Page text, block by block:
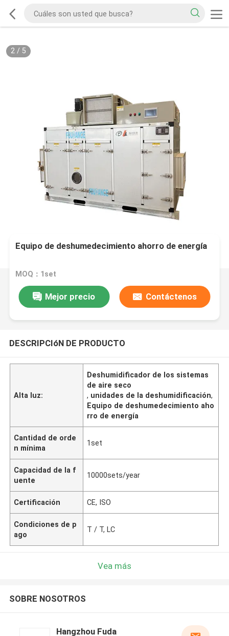
2/ 5
Equipo de deshumedecimiento ahorro de energía
MOQ：1set
Mejor precio Contáctenos
DESCRIPCIóN DE PRODUCTO
Alta luz:
Deshumidificador de los sistemas
de aire seco
, unidades de la deshumidificación,
Equipo de deshumedecimiento aho
rro de energía
Cantidad de orde
n mínima
1set
Capacidad de la f
uente
10000sets/year
Certificación CE, ISO
Condiciones de p
ago
T / T, LC
Vea más
SOBRE NOSOTROS
Hangzhou Fuda